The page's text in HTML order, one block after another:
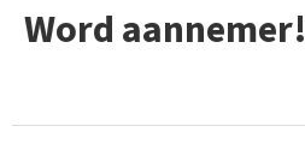
Word aannemer!